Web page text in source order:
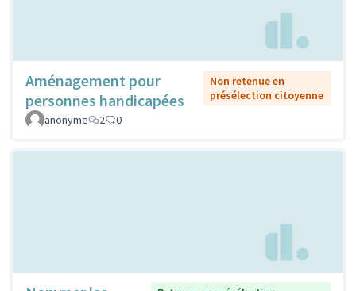
Aménagement pour
personnes handicapées
Non retenue en
présélection citoyenne
anonyme
2 0